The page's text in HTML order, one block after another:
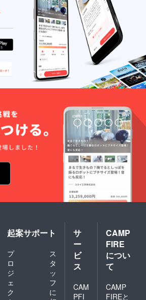
起案サポート
プ
ロ
ジ
ェ
ク
ス
タ
ッ
フ
に
サ
ー
ビ
ス
CAM
PFI
CAMP
FIRE
につい
て
CAMP
FIREと